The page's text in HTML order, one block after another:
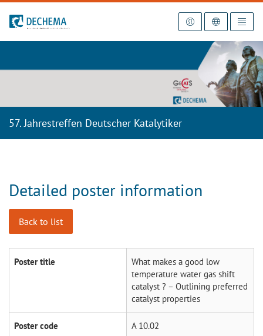
To the homepage
57. Jahrestreffen Deutscher Katalytiker
Detailed poster information
Back to list
Poster title
What makes a good low
temperature water gas shift
catalyst ? – Outlining preferred
catalyst properties
Poster code A 10.02